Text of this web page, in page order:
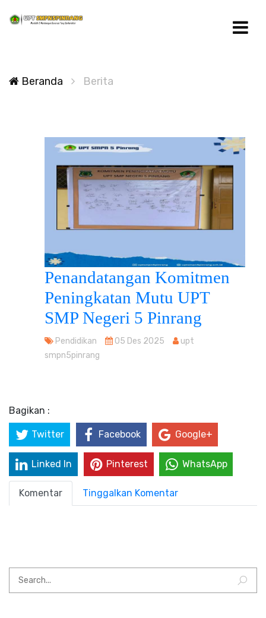
Beranda Berita
Penandatangan Komitmen
Peningkatan Mutu UPT
SMP Negeri 5 Pinrang
Pendidikan 05 Des 2025
upt
smpn5pinrang
Bagikan :
Twitter Facebook Google+
Linked In Pinterest WhatsApp
Komentar Tinggalkan Komentar